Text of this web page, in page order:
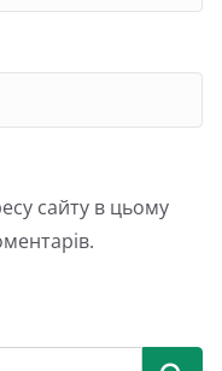
сайту в цьому